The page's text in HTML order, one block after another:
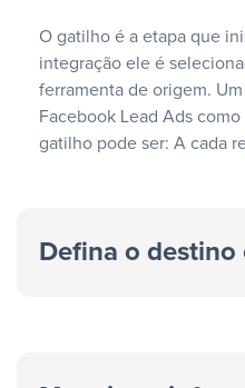
O gatilho é a etapa que
integração ele é
ferramenta de origem.
Facebook Lead Ads
gatilho pode ser: A cada
Defina o destino